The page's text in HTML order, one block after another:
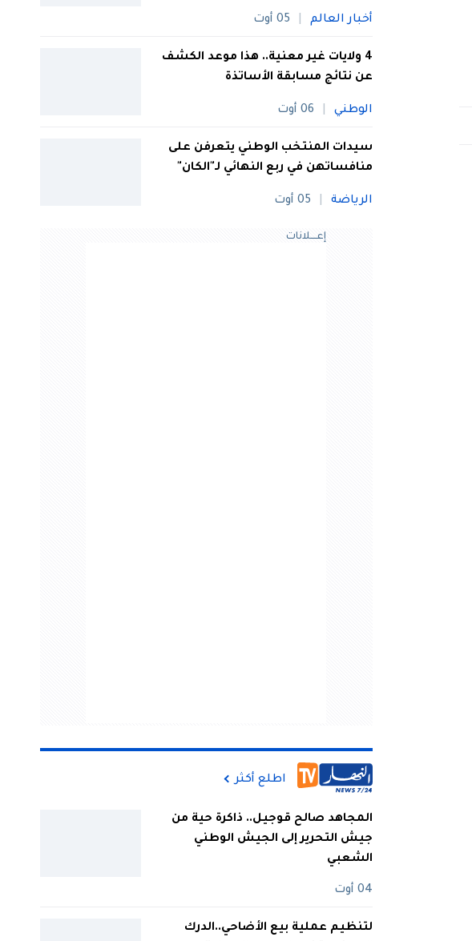
أخبار العالم 05 أوت
4 ولايات غير معنية.. هذا موعد الكشف
عن نتائج مسابقة الأساتذة
الوطني 06 أوت
سيدات المنتخب الوطني يتعرفن على
منافساتهن في ربع النهائي لـ"الكان"
الرياضة 05 أوت
إعــــلانات
اطلع أكثر
المجاهد صالح قوجيل.. ذاكرة حية من
جيش التحرير إلى الجيش الوطني
الشعبي
04 أوت
لتنظيم عملية بيع الأضاحي..الدرك